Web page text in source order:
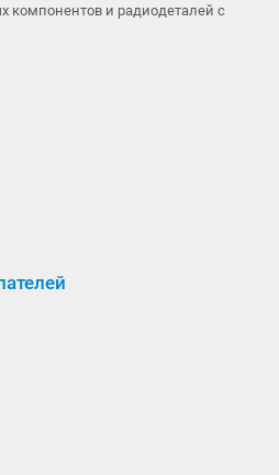
компонентов и радиодеталей с